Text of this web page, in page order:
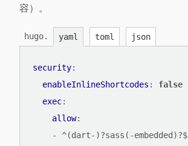
容）。
hugo. yaml toml json
security:
enableInlineShortcodes :
false
exec:
allow:
- ^(dart-)?sass(-embedded)?$